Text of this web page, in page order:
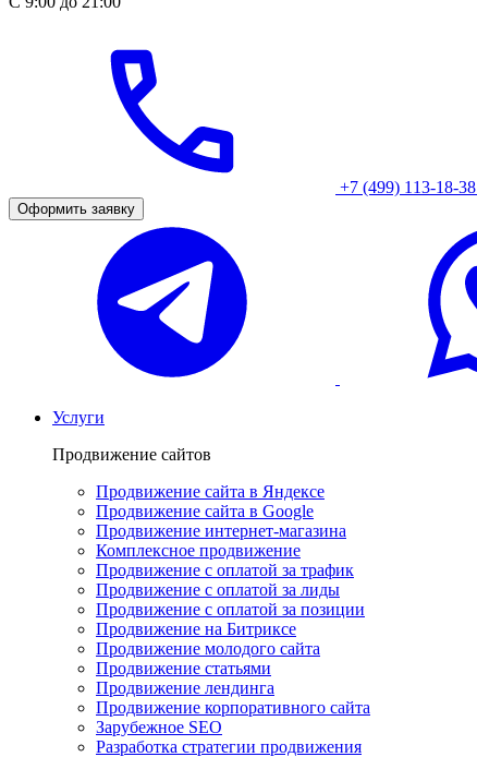
+7 (499) 113-18-38
Оформить заявку
Услуги
Продвижение сайтов
Продвижение сайта в Яндексе
Продвижение сайта в Google
Продвижение интернет-магазина
Комплексное продвижение
Продвижение с оплатой за трафик
Продвижение с оплатой за лиды
Продвижение с оплатой за позиции
Продвижение на Битриксе
Продвижение молодого сайта
Продвижение статьями
Продвижение лендинга
Продвижение корпоративного сайта
Зарубежное SEO
Разработка стратегии продвижения